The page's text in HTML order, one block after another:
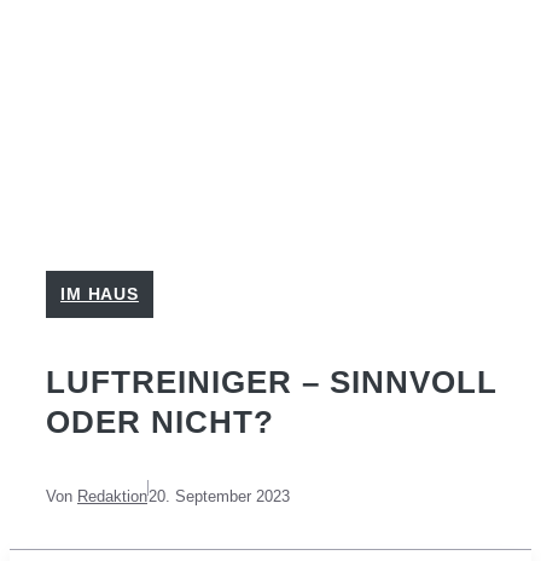
IM HAUS
LUFTREINIGER – SINNVOLL
ODER NICHT?
Von Redaktion20. September 2023